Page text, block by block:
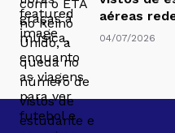
aéreas
04/07/2026